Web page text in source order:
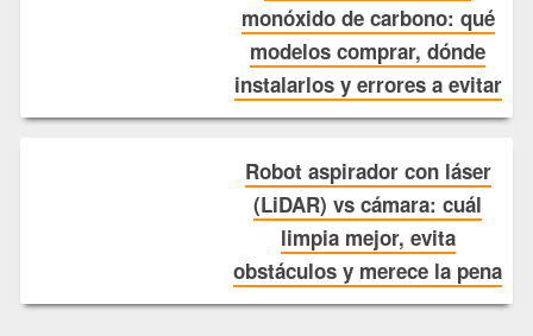
monóxido de carbono: qué
modelos comprar, dónde
instalarlos y errores a evitar
Robot aspirador con láser
(LiDAR) vs cámara: cuál
limpia mejor, evita
obstáculos y merece la pena